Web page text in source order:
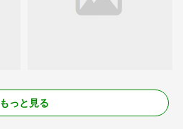
もっと見る